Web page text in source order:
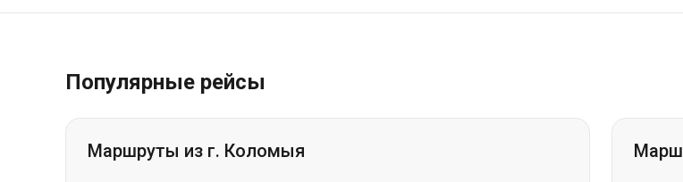
Популярные рейсы
Маршруты из г. Коломыя